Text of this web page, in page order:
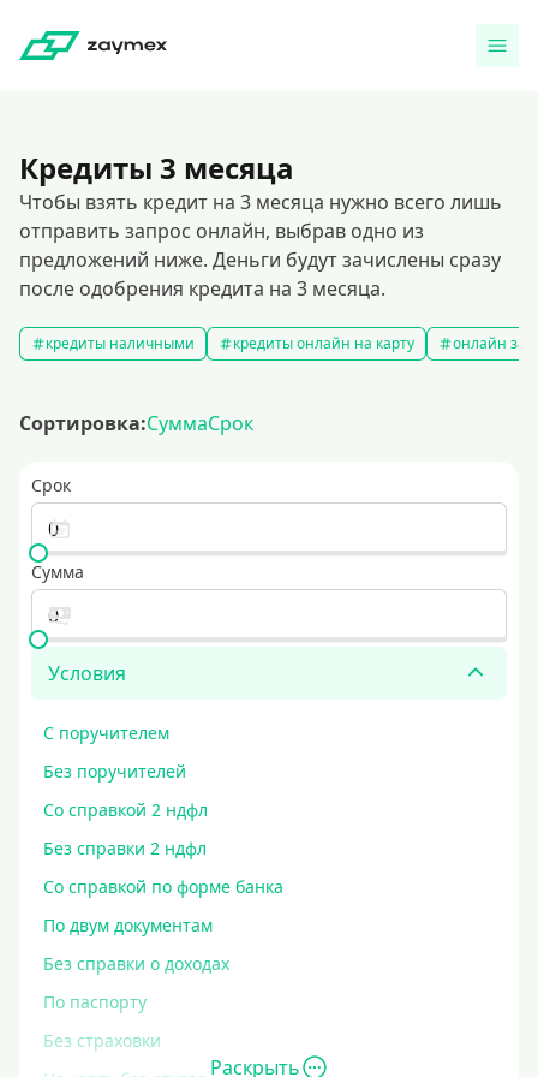
Кредиты 3 месяца
Чтобы взять кредит на 3 месяца нужно всего лишь
отправить запрос онлайн, выбрав одно из
предложений ниже. Деньги будут зачислены сразу
после одобрения кредита на 3 месяца.
кредиты наличными кредиты онлайн на карту онлайн
Сортировка:СуммаСрок
Срок
Сумма
Условия
С поручителем
Без поручителей
Со справкой 2 ндфл
Без справки 2 ндфл
Со справкой по форме банка
По двум документам
Без справки о доходах
По паспорту
Без страховки
Раскрыть